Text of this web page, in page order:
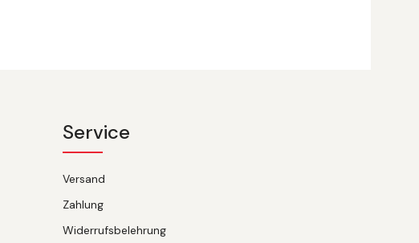
Service
Versand
Zahlung
Widerrufsbelehrung